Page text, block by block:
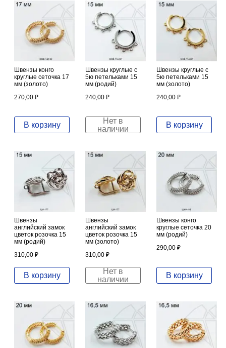
Швензы конго
круглые сеточка 17
мм (золото)
270,00 ₽
В корзину
Швензы круглые с
5ю петельками 15
мм (родий)
240,00 ₽
Нет в
наличии
Швензы круглые с
5ю петельками 15
мм (золото)
240,00 ₽
В корзину
Швензы
английский замок
цветок розочка 15
мм (родий)
310,00 ₽
В корзину
Швензы
английский замок
цветок розочка 15
мм (золото)
310,00 ₽
Нет в
наличии
Швензы конго
круглые сеточка 20
мм (родий)
290,00 ₽
В корзину